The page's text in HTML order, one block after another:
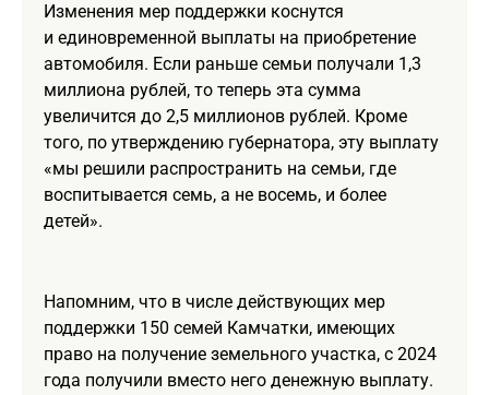
Изменения мер поддержки коснутся
и единовременной выплаты на приобретение
автомобиля. Если раньше семьи получали 1,3
миллиона рублей, то теперь эта сумма
увеличится до 2,5 миллионов рублей. Кроме
того, по утверждению губернатора, эту выплату
«мы решили распространить на семьи, где
воспитывается семь, а не восемь, и более
детей».
Напомним, что в числе действующих мер
поддержки 150 семей Камчатки, имеющих
право на получение земельного участка, с 2024
года получили вместо него денежную выплату.